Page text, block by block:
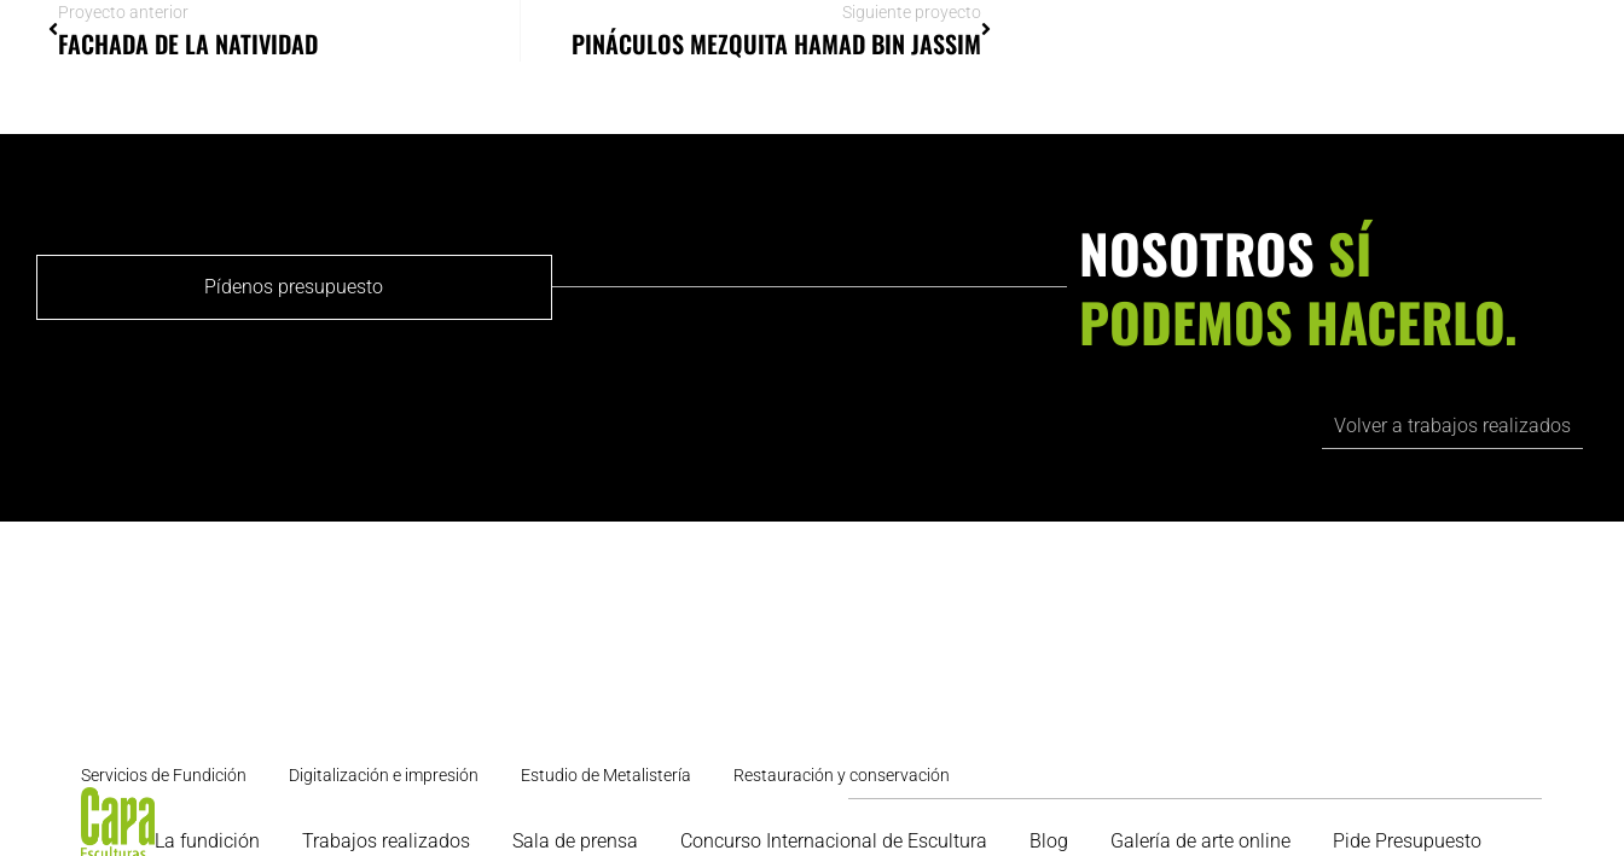
Proyecto anterior
FACHADA DE LA NATIVIDAD
Siguiente proyecto
PINÁCULOS MEZQUITA HAMAD BIN JASSIM
Pídenos presupuesto NOSOTROS SÍ
PODEMOS HACERLO.
Volver a trabajos realizados
Servicios de Fundición Digitalización e impresión Estudio de Metalistería Restauración y conservación
La fundición Trabajos realizados Sala de prensa Concurso Internacional de Escultura Blog Galería de arte online Pide Presupuesto